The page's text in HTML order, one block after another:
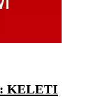
KELETI